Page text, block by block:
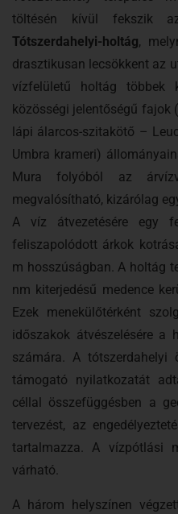
töltésén kívül fekszik
Tótszerdahelyi-holtág,
drasztikusan lecsökkent az
vízfelületű holtág többek
közösségi jelentőségű fajok
lápi álarcos-szitakötő –
Umbra krameri)
Mura folyóból az
megvalósítható, kizárólag
A víz átvezetésére egy
feliszapolódott árkok
m hosszúságban. A holtág
nm kiterjedésű medence
Ezek menekülőtérként
időszakok átvészelésére a
számára. A tótszerdahelyi
támogató nyilatkozatát
céllal összefüggésben a
tervezést, az
tartalmazza. A vízpótlási
várható.
A három helyszínen